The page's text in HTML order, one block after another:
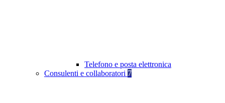
Telefono e posta elettronica
Consulenti e collaboratori 7